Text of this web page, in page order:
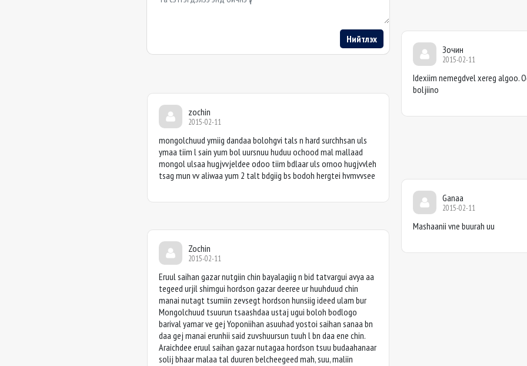
Нийтлэх
Зочин
2015-02-11
Idexiim nemegdvel xereg algoo.
boljiino
zochin
2015-02-11
mongolchuud ymiig dandaa bolohgvi tals n hard surchhsan uls
ymaa tiim l sain yum bol uursnuu huduu ochood mal mallaad
mongol ulsaa hugjvvjeldee odoo tiim bdlaar uls ornoo hugjvvleh
tsag mun vv aliwaa yum 2 talt bdgiig bs bodoh hergtei hvmvvsee
Ganaa
2015-02-11
Mashaanii vne buurah uu
Zochin
2015-02-11
Eruul saihan gazar nutgiin chin bayalagiig n bid tatvargui avya aa
tegeed urjil shimgui hordson gazar deeree ur huuhduud chin
manai nutagt tsumiin zevsegt hordson hunsiig ideed ulam bur
Mongolchuud tsuurun tsaashdaa ustaj ugui boloh bodlogo
barival yamar ve gej Yoponiihan asuuhad yostoi saihan sanaa bn
daa gej manai erunhii said zuvshuursun tuuh l bn daa ene chin.
Araichdee eruul saihan gazar nutagaa hordson tsuu budaahanaar
solij bhaar malaa tal duuren belcheegeed mah, suu, maliin